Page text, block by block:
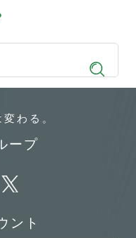
わる。
ープ
ウで開きます
ィンドウで開きます
別ウィンドウで開きます
ント